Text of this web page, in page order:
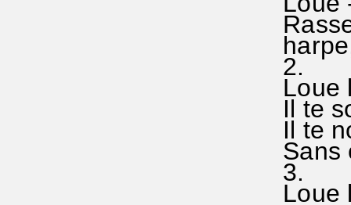
2.
Loue
Il te
Il te
Sans
3.
Loue